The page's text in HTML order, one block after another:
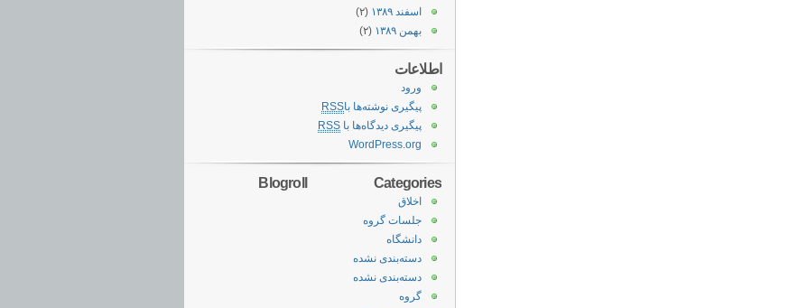
اسفند ۱۳۸۹
(۲)
بهمن ۱۳۸۹
(۲)
اطلاعات
ورود
پیگیری نوشته‌ها باRSS
پیگیری دیدگاه‌ها با RSS
WordPress.org
Categories
اخلاق
جلسات گروه
دانشگاه
دسته‌بندی نشده
دسته‌بندی نشده
گروه
Blogroll